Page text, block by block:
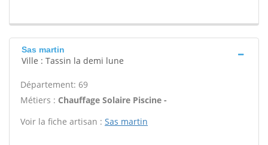
Sas martin
Ville : Tassin la demi lune
Département: 69
Métiers : Chauffage Solaire Piscine -
Voir la fiche artisan : Sas martin